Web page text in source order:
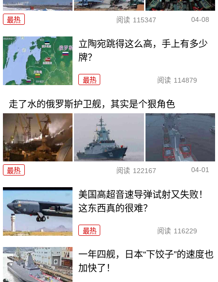
最热 阅读 115347 04-08
立陶宛跳得这么高，手上有多少
牌？
最热 阅读 114879
走了水的俄罗斯护卫舰，其实是个狠角色
最热 阅读 122167 04-01
美国高超音速导弹试射又失败！
这东西真的很难？
最热 阅读 116229
一年四舰，日本“下饺子”的速度也
加快了！